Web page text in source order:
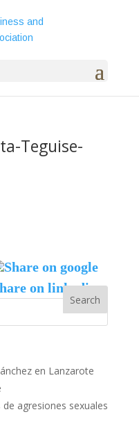
Teguise-
en Lanzarote
agresiones sexuales